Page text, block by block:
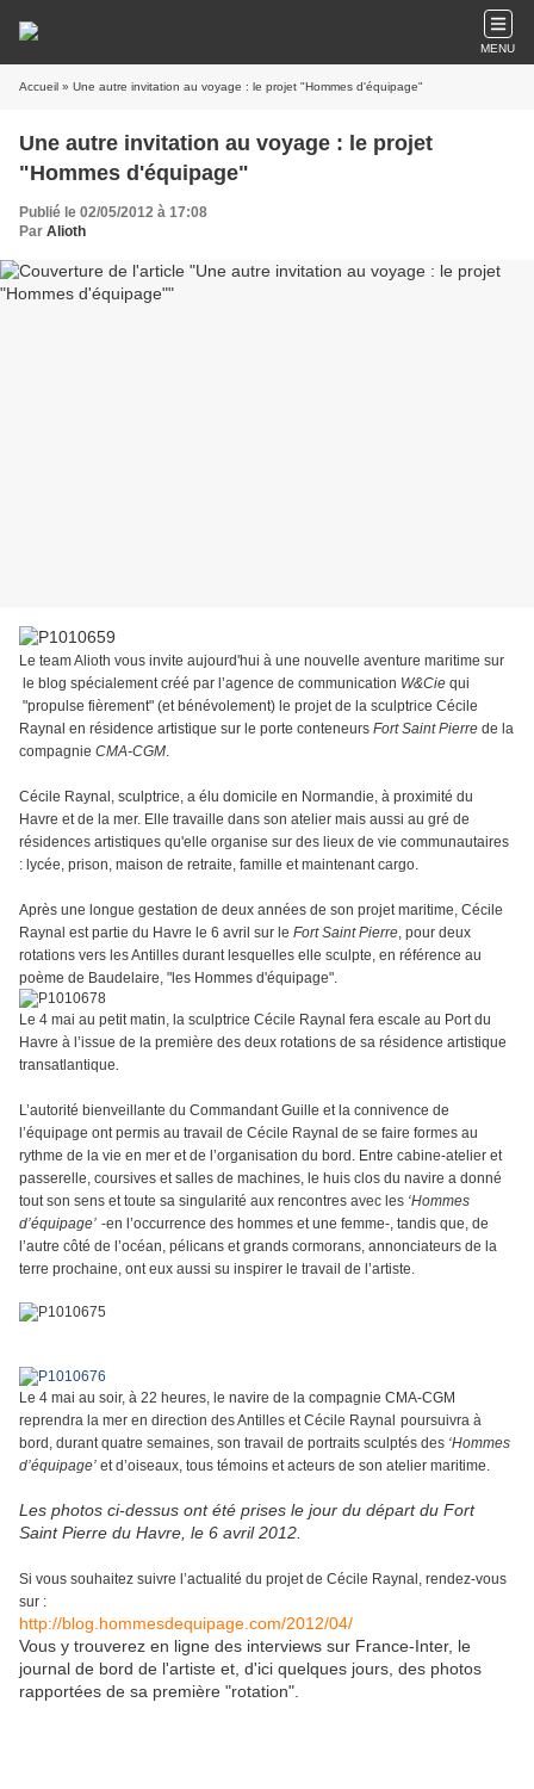
MENU
Accueil » Une autre invitation au voyage : le projet "Hommes d'équipage"
Une autre invitation au voyage : le projet
"Hommes d'équipage"
Publié le 02/05/2012 à 17:08
Par Alioth
Le team Alioth vous invite aujourd'hui à une nouvelle aventure maritime sur
le blog spécialement créé par l’agence de communication W&Cie qui
"propulse fièrement" (et bénévolement) le projet de la sculptrice Cécile
Raynal en résidence artistique sur le porte conteneurs Fort Saint Pierre de la
compagnie CMA-CGM.
Cécile Raynal, sculptrice, a élu domicile en Normandie, à proximité du
Havre et de la mer. Elle travaille dans son atelier mais aussi au gré de
résidences artistiques qu'elle organise sur des lieux de vie communautaires
: lycée, prison, maison de retraite, famille et maintenant cargo.
Après une longue gestation de deux années de son projet maritime, Cécile
Raynal est partie du Havre le 6 avril sur le Fort Saint Pierre, pour deux
rotations vers les Antilles durant lesquelles elle sculpte, en référence au
poème de Baudelaire, "les Hommes d'équipage".
Le 4 mai au petit matin, la sculptrice Cécile Raynal fera escale au Port du
Havre à l’issue de la première des deux rotations de sa résidence artistique
transatlantique
L’autorité bienveillante du Commandant Guille et la connivence de
l’équipage ont permis au travail de Cécile Raynal de se faire formes au
rythme de la vie en mer et de l’organisation du bord. Entre cabine-atelier et
passerelle, coursives et salles de machines, le huis clos du navire a donné
tout son sens et toute sa singularité aux rencontres avec les ‘Hommes
d’équipage’ -en l’occurrence des hommes et une femme-, tandis que, de
l’autre côté de l’océan, pélicans et grands cormorans, annonciateurs de la
terre prochaine, ont eux aussi su inspirer le travail de l’artiste.
Le 4 mai au soir, à 22 heures, le navire de la compagnie CMA-CGM
reprendra la mer en direction des Antilles et Cécile Raynal poursuivra à
bord, durant quatre semaines, son travail de portraits sculptés des ‘Hommes
d’équipage’ et d’oiseaux, tous témoins et acteurs de son atelier maritime.
Les photos ci-dessus ont été prises le jour du départ du Fort
Saint Pierre du Havre, le 6 avril 2012.
Si vous souhaitez suivre l’actualité du projet de Cécile Raynal, rendez-vous
sur :
http://blog.hommesdequipage.com/2012/04/
Vous y trouverez en ligne des interviews sur France-Inter, le
journal de bord de l'artiste et, d'ici quelques jours, des photos
rapportées de sa première "rotation".